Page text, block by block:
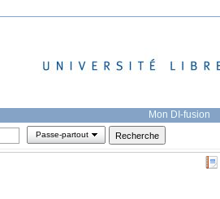
Mon DI-fusion
Passe-partout